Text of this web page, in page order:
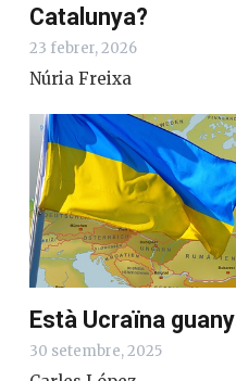
Catalunya?
23 febrer, 2026
Núria Freixa
Està Ucraïna
30 setembre, 2025